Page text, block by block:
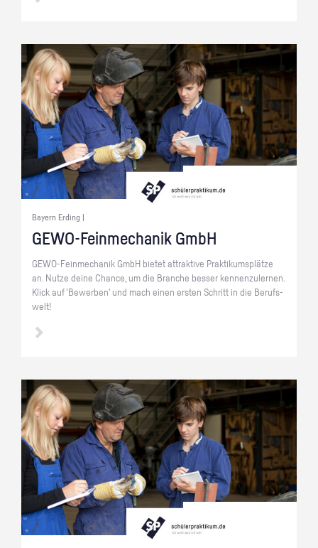
Bayern Erding |
GE­WO-Fein­me­cha­nik GmbH
GE­WO-Fein­me­cha­nik GmbH bie­tet at­trak­ti­ve Prak­ti­kums­plät­ze
an. Nutze deine Chan­ce, um die Bran­che bes­ser ken­nen­zu­ler­nen.
Klick auf 'Be­wer­ben' und mach einen ers­ten Schritt in die Be­rufs­
welt!